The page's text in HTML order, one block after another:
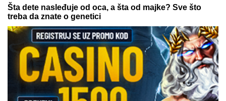
"ŠOŠKIĆ KAPUT"! Otvoren dosije bivšeg guvernera
NBS: Blokaderi ga stavili na listu, pa ga sada vetirali –
evo šta mu sve zameraju